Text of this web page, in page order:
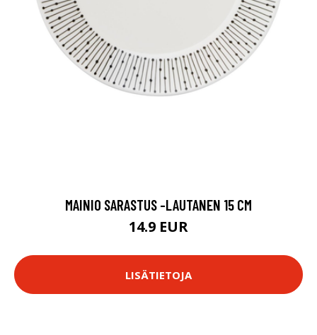
MAINIO SARASTUS -LAUTANEN 15 CM
14.9 EUR
LISÄTIETOJA